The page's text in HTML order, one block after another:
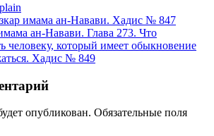
имама ан-Навави. Хадис № 847
ан-Навави. Глава 273. Что
человеку, который имеет обыкновение
Хадис № 849
опубликован. Обязательные поля